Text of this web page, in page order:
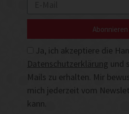
Ja, ich akzeptiere die
Datenschutzerklärung und
Mails zu erhalten. Mir
mich jederzeit vom
kann.
Abonnieren